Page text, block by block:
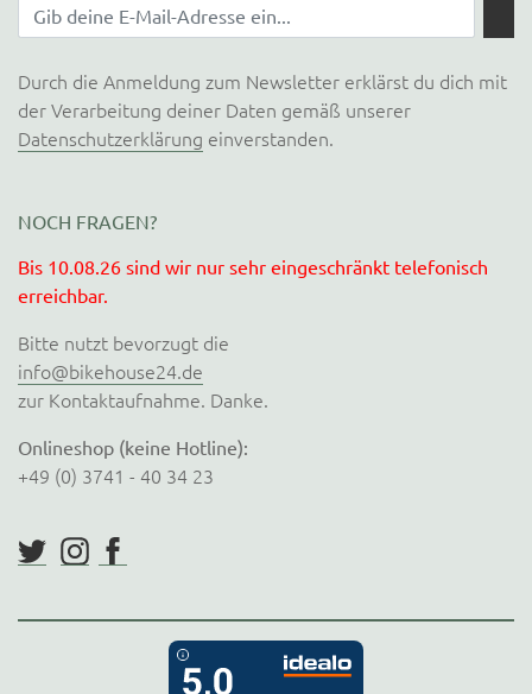
Durch die Anmeldung zum Newsletter erklärst du dich mit
der Verarbeitung deiner Daten gemäß unserer
Datenschutzerklärung einverstanden.
NOCH FRAGEN?
Bis 10.08.26 sind wir nur sehr eingeschränkt telefonisch
erreichbar.
Bitte nutzt bevorzugt die
info@bikehouse24.de
zur Kontaktaufnahme. Danke.
Onlineshop (keine Hotline):
+49 (0) 3741 - 40 34 23